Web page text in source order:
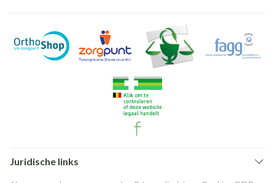
Juridische links